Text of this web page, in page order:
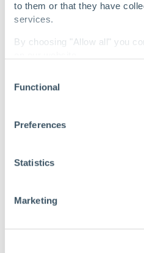
to them or that they have
services.
By choosing "Allow all" you
our privacy policy
Selection
Functional
Preferences
Statistics
Marketing